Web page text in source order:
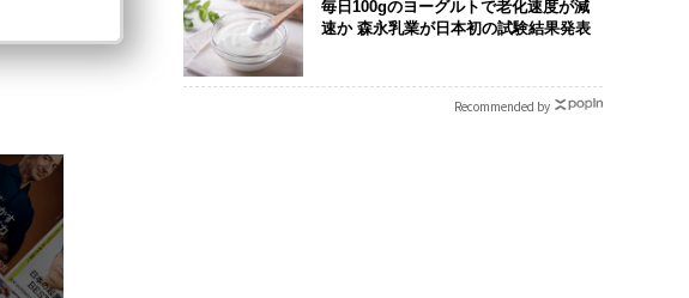
毎日100gのヨーグルトで老化速度が減
速か 森永乳業が日本初の試験結果発表
Recommended by